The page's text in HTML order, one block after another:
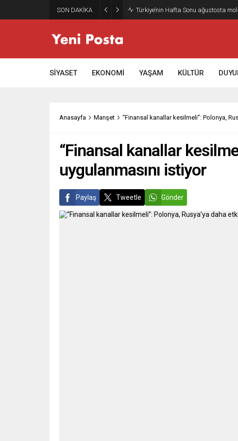
SON DAKİKA
SİYASET EKONOMİ YAŞAM KÜLTÜR
Anasayfa Manşet “Finansal kanallar kesilmeli”: Polonya,
“Finansal kanallar
uygulanmasını istiyor
Paylaş Tweetle Gönder